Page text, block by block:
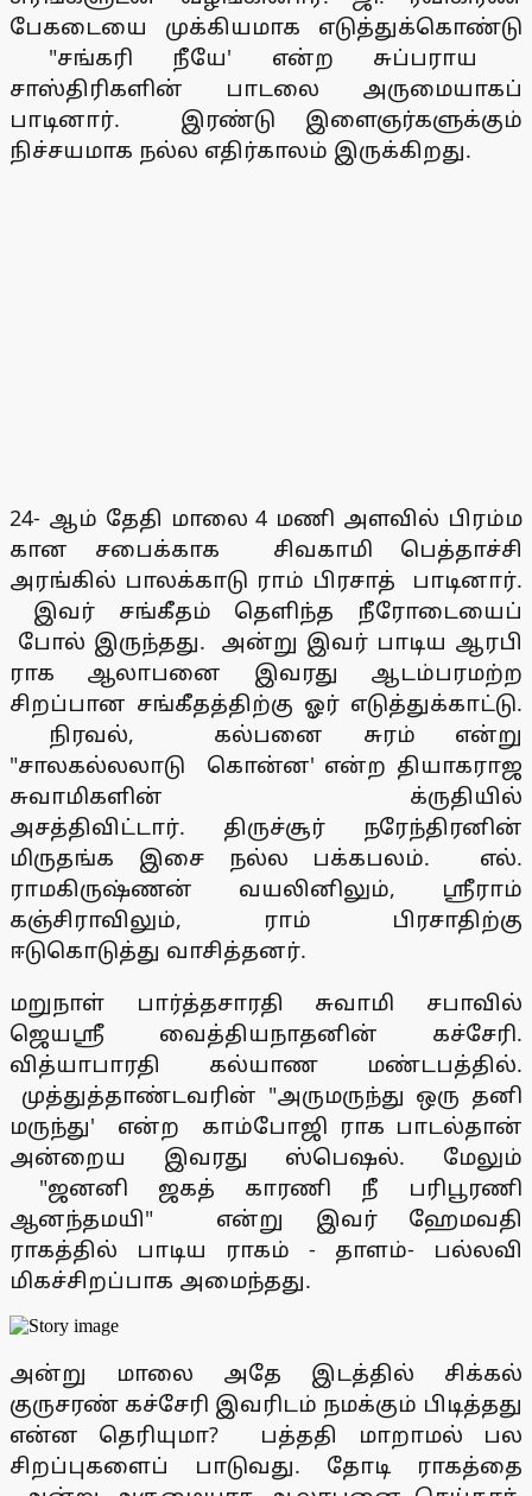
பேகடையை முக்கியமாக எடுத்துக்கொண்டு
"சங்கரி நீயே' என்ற சுப்பராய
சாஸ்திரிகளின் பாடலை அருமையாகப்
பாடினார். இரண்டு இளைஞர்களுக்கும்
நிச்சயமாக நல்ல எதிர்காலம் இருக்கிறது.
24- ஆம் தேதி மாலை 4 மணி அளவில் பிரம்ம
கான சபைக்காக சிவகாமி பெத்தாச்சி
அரங்கில் பாலக்காடு ராம் பிரசாத் பாடினார்.
இவர் சங்கீதம் தெளிந்த நீரோடையைப்
போல் இருந்தது. அன்று இவர் பாடிய ஆரபி
ராக ஆலாபனை இவரது ஆடம்பரமற்ற
சிறப்பான சங்கீதத்திற்கு ஓர் எடுத்துக்காட்டு.
நிரவல், கல்பனை சுரம் என்று
"சாலகல்லலாடு கொன்ன' என்ற தியாகராஜ
சுவாமிகளின் க்ருதியில்
அசத்திவிட்டார். திருச்சூர் நரேந்திரனின்
மிருதங்க இசை நல்ல பக்கபலம். எல்.
ராமகிருஷ்ணன் வயலினிலும், ஸ்ரீராம்
கஞ்சிராவிலும், ராம் பிரசாதிற்கு
ஈடுகொடுத்து வாசித்தனர்.
மறுநாள் பார்த்தசாரதி சுவாமி சபாவில்
ஜெயஸ்ரீ வைத்தியநாதனின் கச்சேரி.
வித்யாபாரதி கல்யாண மண்டபத்தில்.
முத்துத்தாண்டவரின் "அருமருந்து ஒரு தனி
மருந்து' என்ற காம்போஜி ராக பாடல்தான்
அன்றைய இவரது ஸ்பெஷல். மேலும்
"ஜனனி ஜகத் காரணி நீ பரிபூரணி
ஆனந்தமயி" என்று இவர் ஹேமவதி
ராகத்தில் பாடிய ராகம் - தாளம்- பல்லவி
மிகச்சிறப்பாக அமைந்தது.
அன்று மாலை அதே இடத்தில் சிக்கல்
குருசரண் கச்சேரி இவரிடம் நமக்கும் பிடித்தது
என்ன தெரியுமா? பத்ததி மாறாமல் பல
சிறப்புகளைப் பாடுவது. தோடி ராகத்தை